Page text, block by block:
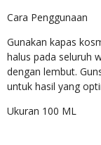
Cara Penggunaan
Gunakan kapas
halus pada seluruh
dengan lembut.
untuk hasil yang
Ukuran 100 ML